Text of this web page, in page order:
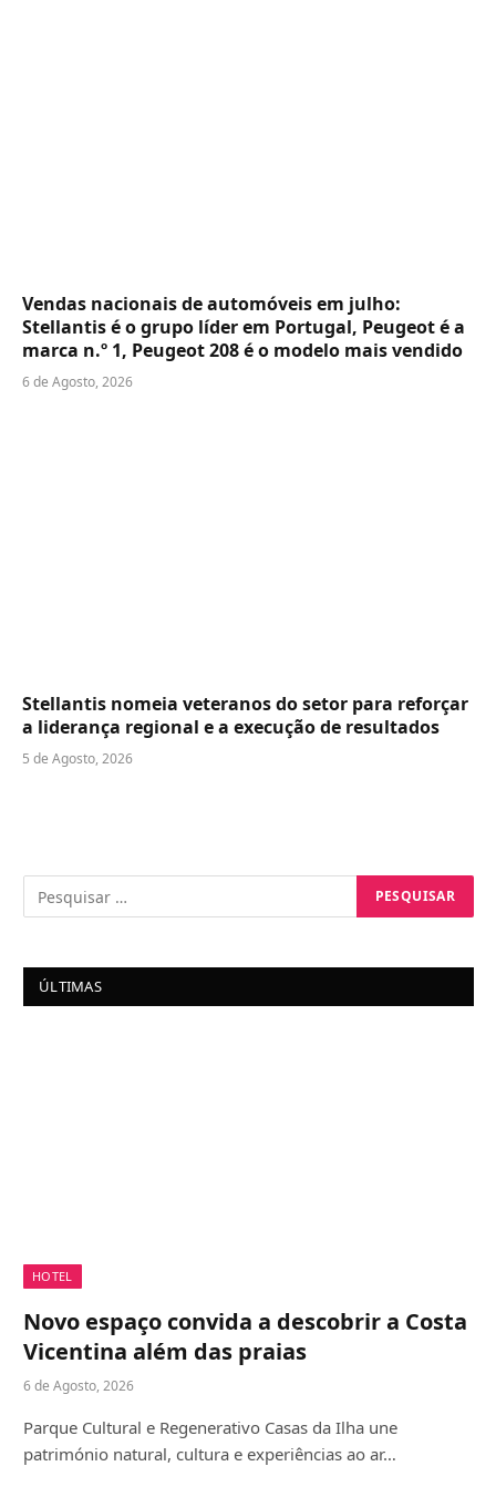
Vendas nacionais de automóveis em julho:
Stellantis é o grupo líder em Portugal, Peugeot é a
marca n.º 1, Peugeot 208 é o modelo mais vendido
6 de Agosto, 2026
Stellantis nomeia veteranos do setor para reforçar
a liderança regional e a execução de resultados
5 de Agosto, 2026
ÚLTIMAS
HOTEL
Novo espaço convida a descobrir a Costa
Vicentina além das praias
6 de Agosto, 2026
Parque Cultural e Regenerativo Casas da Ilha une
património natural, cultura e experiências ao ar…